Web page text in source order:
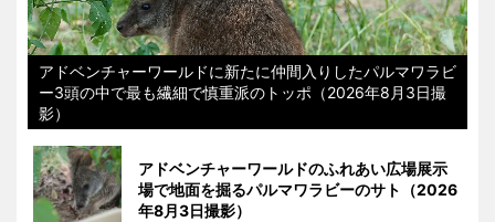
アドベンチャーワールドに新たに仲間入りしたパルマワラビ
ー3頭の中で最も繊細で慎重派のトッポ（2026年8月3日撮
影）
アドベンチャーワールドのふれあい広場展示
場で地面を掘るパルマワラビーのサト（2026
年8月3日撮影）